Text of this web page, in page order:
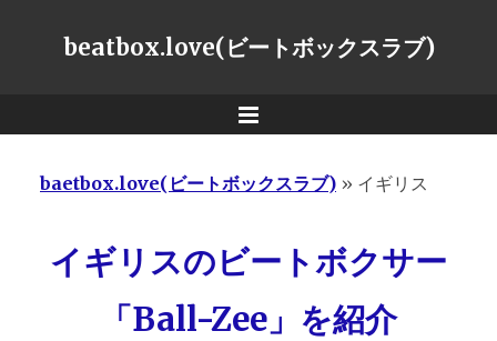
beatbox.love(ビートボックスラブ)
Menu
baetbox.love(ビートボックスラブ) » イギリス
イギリスのビートボクサー
「Ball-Zee」を紹介